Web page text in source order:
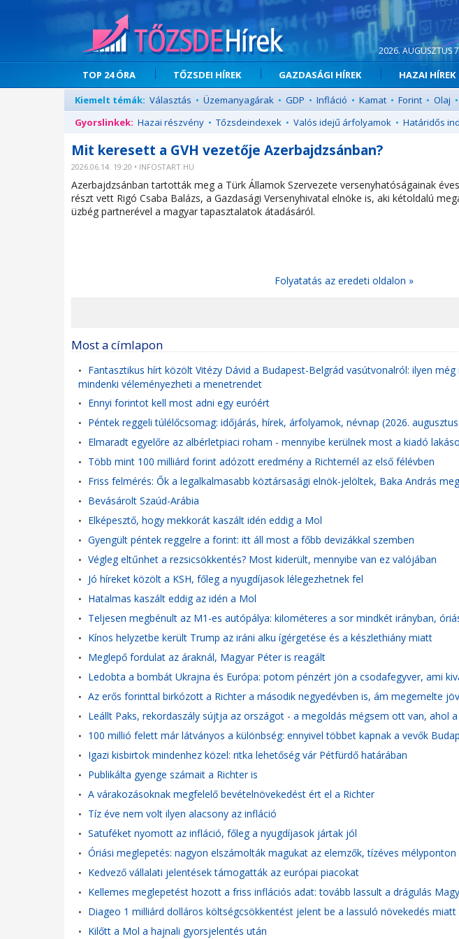
2026. AUGUSZTUS
TOP 24 ÓRA TŐZSDEI HÍREK GAZDASÁGI HÍREK HAZAI HÍREK
Kiemelt témák: Választás • Üzemanyagárak • GDP • Infláció • Kamat • Forint • Olaj •
Gyorslinkek: Hazai részvény • Tőzsdeindexek • Valós idejű árfolyamok • Határidős
Mit keresett a GVH vezetője Azerbajdzsánban?
2026.06.14. 19:20 • INFOSTART.HU
Azerbajdzsánban tartották meg a Türk Államok Szervezete versenyhatóságainak
részt vett Rigó Csaba Balázs, a Gazdasági Versenyhivatal elnöke is, aki kétoldalú
üzbég partnerével a magyar tapasztalatok átadásáról.
Folyatatás az eredeti oldalon »
Most a címlapon
• Fantasztikus hírt közölt Vitézy Dávid a Budapest-Belgrád vasútvonalról: ilyen
mindenki véleményezheti a menetrendet
• Ennyi forintot kell most adni egy euróért
• Péntek reggeli túlélőcsomag: időjárás, hírek, árfolyamok, névnap (2026.
• Elmaradt egyelőre az albérletpiaci roham - mennyibe kerülnek most a kiadó
• Több mint 100 milliárd forint adózott eredmény a Richternél az első félévben
• Friss felmérés: Ők a legalkalmasabb köztársasági elnök-jelöltek, Baka András
• Bevásárolt Szaúd-Arábia
• Elképesztő, hogy mekkorát kaszált idén eddig a Mol
• Gyengült péntek reggelre a forint: itt áll most a főbb devizákkal szemben
• Végleg eltűnhet a rezsicsökkentés? Most kiderült, mennyibe van ez valójában
• Jó híreket közölt a KSH, főleg a nyugdíjasok lélegezhetnek fel
• Hatalmas kaszált eddig az idén a Mol
• Teljesen megbénult az M1-es autópálya: kilométeres a sor mindkét irányban,
• Kínos helyzetbe került Trump az iráni alku ígérgetése és a készlethiány miatt
• Meglepő fordulat az áraknál, Magyar Péter is reagált
• Ledobta a bombát Ukrajna és Európa: potom pénzért jön a csodafegyver, ami
• Az erős forinttal birkózott a Richter a második negyedévben is, ám megemelte
• Leállt Paks, rekordaszály sújtja az országot - a megoldás mégsem ott van, ahol
• 100 millió felett már látványos a különbség: ennyivel többet kapnak a vevők
• Igazi kisbirtok mindenhez közel: ritka lehetőség vár Pétfürdő határában
• Publikálta gyenge számait a Richter is
• A várakozásoknak megfelelő bevételnövekedést ért el a Richter
• Tíz éve nem volt ilyen alacsony az infláció
• Satuféket nyomott az infláció, főleg a nyugdíjasok jártak jól
• Óriási meglepetés: nagyon elszámolták magukat az elemzők, tízéves
• Kedvező vállalati jelentések támogatták az európai piacokat
• Kellemes meglepetést hozott a friss inflációs adat: tovább lassult a drágulás
• Diageo 1 milliárd dolláros költségcsökkentést jelent be a lassuló növekedés miatt
• Kilőtt a Mol a hajnali gyorsjelentés után